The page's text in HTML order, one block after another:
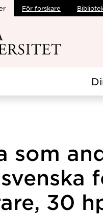
För forskare
som
30